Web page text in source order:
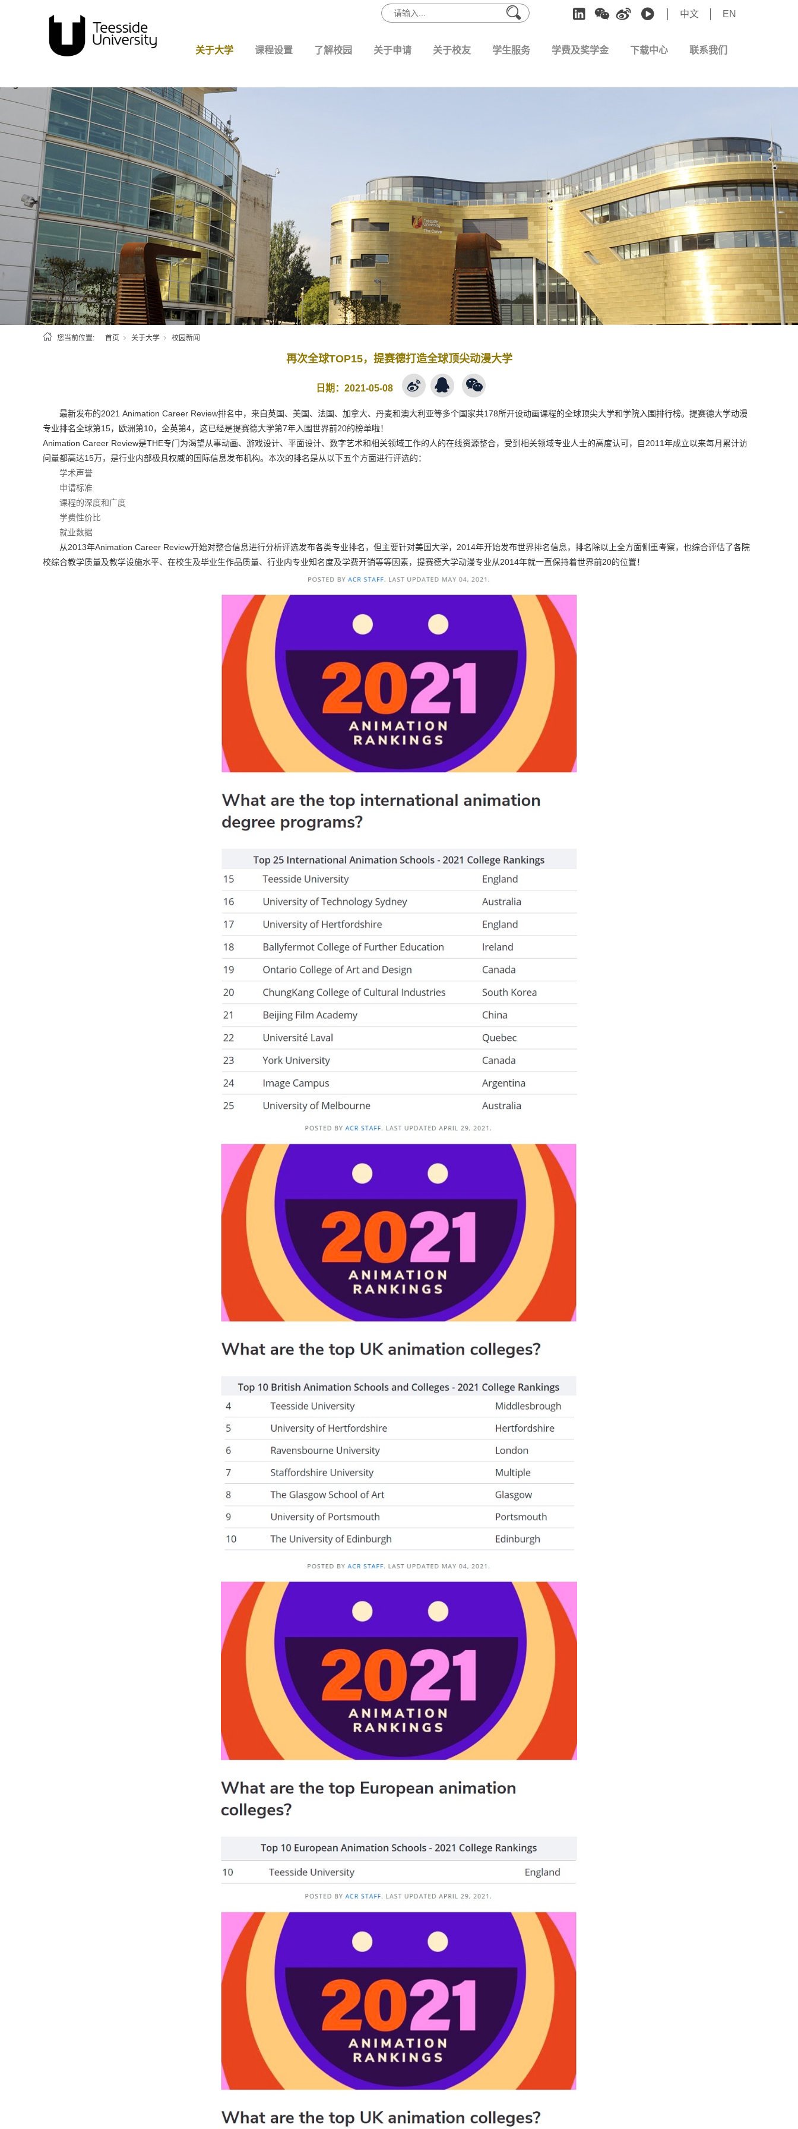
中文 EN
关于大学 课程设置 了解校园 关于申请 关于校友 学生服务 学费及奖学金 下载中心 联系我们
您当前位置: 首页 关于大学 校园新闻
再次全球TOP15，提赛德打造全球顶尖动漫大学
2021-05-08
日期：
最新发布的2021 Animation Career Review排名中，来自英国、美国、法国、加拿大、丹麦和澳大利亚等多个国家共178所开设动画课程的全球顶尖大学和学院入围排行榜。提赛德大学动漫
专业排名全球第15，欧洲第10，全英第4，这已经是提赛德大学第7年入围世界前20的榜单啦！
Animation Career Review是THE专门为渴望从事动画、游戏设计、平面设计、数字艺术和相关领域工作的人的在线资源整合，受到相关领域专业人士的高度认可，自2011年成立以来每月累计访
问量都高达15万，是行业内部极具权威的国际信息发布机构。本次的排名是从以下五个方面进行评选的：
学术声誉
申请标准
课程的深度和广度
学费性价比
就业数据
从2013年Animation Career Review开始对整合信息进行分析评选发布各类专业排名，但主要针对美国大学，2014年开始发布世界排名信息，排名除以上全方面侧重考察，也综合评估了各院
校综合教学质量及教学设施水平、在校生及毕业生作品质量、行业内专业知名度及学费开销等等因素，提赛德大学动漫专业从2014年就一直保持着世界前20的位置！